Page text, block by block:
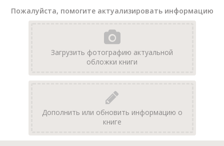
Пожалуйста, помогите актуализировать информацию
Загрузить фотографию актуальной
обложки книги
Дополнить или обновить информацию о
книге